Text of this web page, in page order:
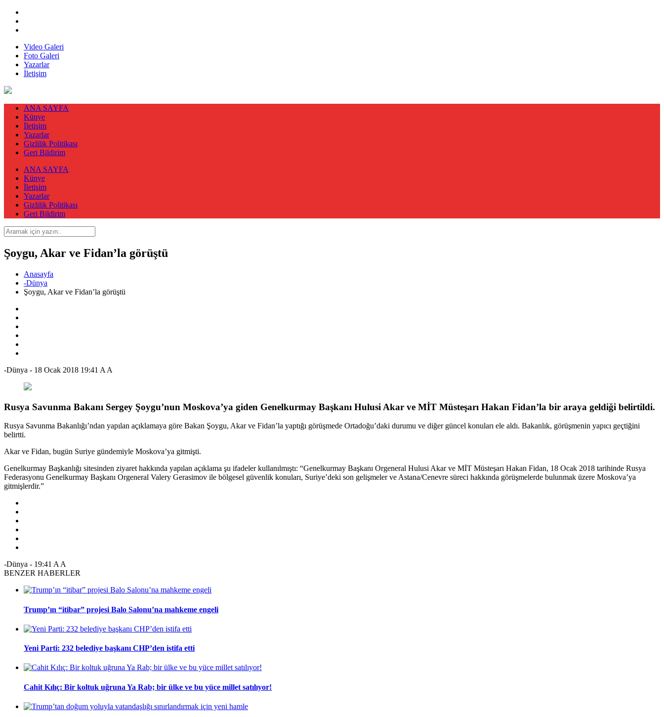
Video Galeri
Foto Galeri
Yazarlar
İletişim
ANA SAYFA
Künye
İletişim
Yazarlar
Gizlilik Politikası
Geri Bildirim
ANA SAYFA
Künye
İletişim
Yazarlar
Gizlilik Politikası
Geri Bildirim
Şoygu, Akar ve Fidan’la görüştü
Anasayfa
-Dünya
Şoygu, Akar ve Fidan’la görüştü
-Dünya - 18 Ocak 2018 19:41 A A
Rusya Savunma Bakanı Sergey Şoygu’nun Moskova’ya giden Genelkurmay Başkanı Hulusi Akar ve MİT Müsteşarı Hakan Fidan’la bir araya geldiği belirtildi.
Rusya Savunma Bakanlığı’ndan yapılan açıklamaya göre Bakan Şoygu, Akar ve Fidan’la yaptığı görüşmede Ortadoğu’daki durumu ve diğer güncel konuları ele aldı. Bakanlık, görüşmenin yapıcı geçtiğini
belirtti.
Akar ve Fidan, bugün Suriye gündemiyle Moskova’ya gitmişti.
Genelkurmay Başkanlığı sitesinden ziyaret hakkında yapılan açıklama şu ifadeler kullanılmıştı: “Genelkurmay Başkanı Orgeneral Hulusi Akar ve MİT Müsteşarı Hakan Fidan, 18 Ocak 2018 tarihinde Rusya
Federasyonu Genelkurmay Başkanı Orgeneral Valery Gerasimov ile bölgesel güvenlik konuları, Suriye’deki son gelişmeler ve Astana/Cenevre süreci hakkında görüşmelerde bulunmak üzere Moskova’ya
gitmişlerdir.”
-Dünya - 19:41 A A
BENZER HABERLER
Trump’ın “itibar” projesi Balo Salonu’na mahkeme engeli
Yeni Parti: 232 belediye başkanı CHP’den istifa etti
Cahit Kılıç: Bir koltuk uğruna Ya Rab; bir ülke ve bu yüce millet satılıyor!